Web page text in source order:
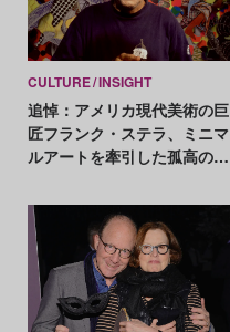
CULTURE INSIGHT
追悼：アメリカ現代美術の巨
匠フランク・ステラ、ミニマ
ルアートを牽引した孤高のパ